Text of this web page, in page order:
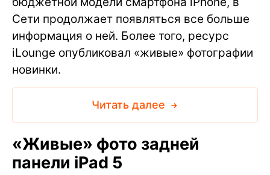
Сети продолжает появляться все больше
информация о ней. Более того, ресурс
iLounge опубликовал «живые» фотографии
новинки.
Читать далее
«Живые» фото задней
панели iPad 5